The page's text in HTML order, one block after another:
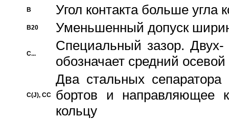
B Угол контакта больше угла
B20 Уменьшенный допуск
C...
Специальный зазор.
обозначает средний
C(J), CC
Два стальных сепаратора
бортов и направляющее
кольцу